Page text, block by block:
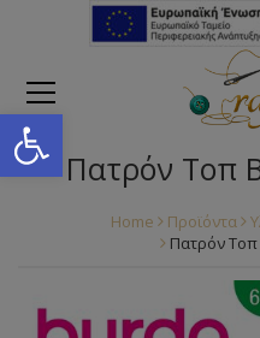
Open toolbar
Πατρόν Τοπ
Home Προϊόντα
Πατρόν